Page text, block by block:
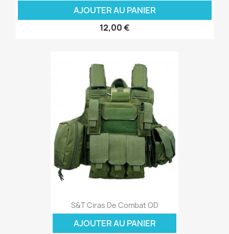
AJOUTER AU PANIER
12,00 €
S&T Ciras De Combat OD
AJOUTER AU PANIER